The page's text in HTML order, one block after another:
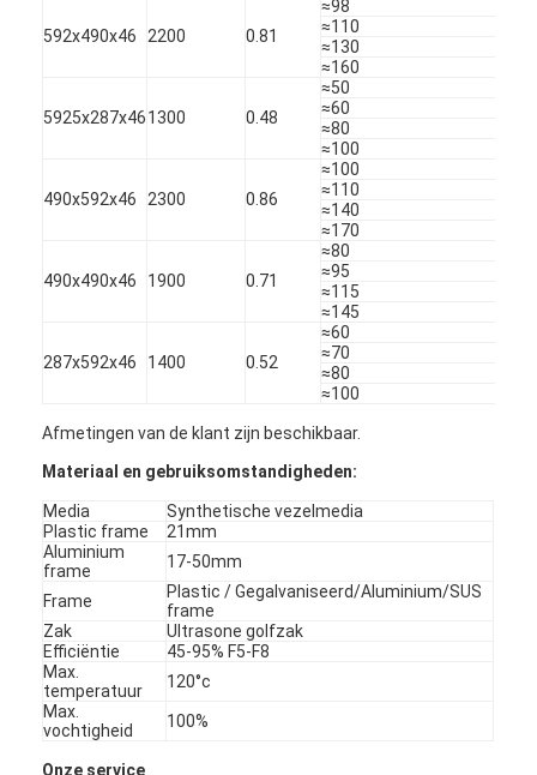
Kwaliteitscontrole
Ga Nu Praten.
Luchtfilter Productiemachine
Automatische het Vastnagelen Machine
Semi Automatische het Vastnagelen Machine
Kaderlasser
De Filters van airconditioningshepa
de filters van de luchtzuiveringsinstallatie
592x490x46 2200 0.81
≈98
≈110
≈130
≈160
5925x287x461300 0.48
≈50
≈60
≈80
≈100
490x592x46 2300 0.86
≈100
≈110
≈140
≈170
490x490x46 1900 0.71
≈80
≈95
≈115
≈145
287x592x46 1400 0.52
≈60
≈70
≈80
≈100
Afmetingen van de klant zijn beschikbaar.
Materiaal en gebruiksomstandigheden:
Media
Synthetische vezelmedia
Plastic frame
21mm
Aluminium
frame
17-50mm
Frame
Plastic / Gegalvaniseerd/Aluminium/SUS
frame
Zak
Ultrasone golfzak
Efficiëntie
45-95% F5-F8
Max.
temperatuur
120°c
Max.
vochtigheid
100%
Onze service